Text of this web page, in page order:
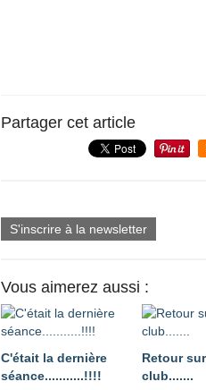
Partager cet article
S'inscrire à la newsletter
Vous aimerez aussi :
C'était la dernière
séance...........!!!!
Retour
club.......